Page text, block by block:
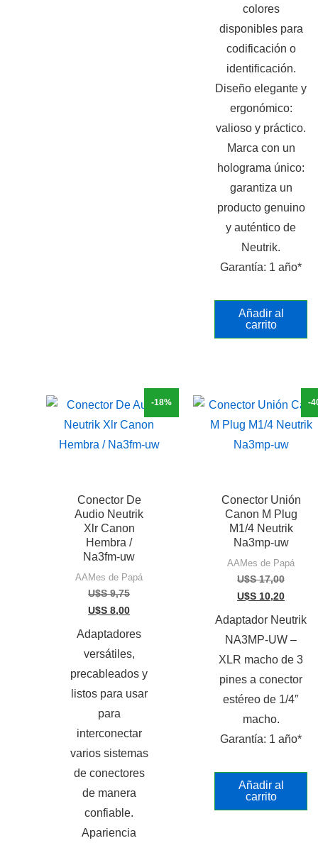
colores
disponibles para
codificación o
identificación.
Diseño elegante y
ergonómico:
valioso y práctico.
Marca con un
holograma único:
garantiza un
producto genuino
y auténtico de
Neutrik.
Garantía: 1 año*
Añadir al
carrito
-18%
Conector De
Audio Neutrik
Xlr Canon
Hembra /
Na3fm-uw
AAMes de Papá
U$S9,75
U$S 8,00
Adaptadores
versátiles,
precableados y
listos para usar
para
interconectar
varios sistemas
de conectores
de manera
confiable.
Apariencia
-
Conector Unión
Canon M Plug
M1/4 Neutrik
Na3mp-uw
AAMes de Papá
U$S17,00
U$S 10,20
Adaptador Neutrik
NA3MP-UW –
XLR macho de 3
pines a conector
estéreo de 1/4″
macho.
Garantía: 1 año*
Añadir al
carrito